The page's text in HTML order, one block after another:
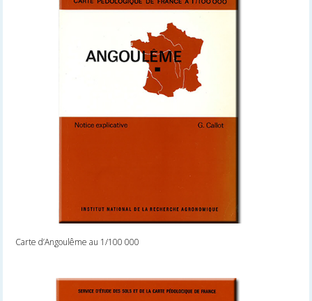
Carte d’Angoulême au 1/100 000